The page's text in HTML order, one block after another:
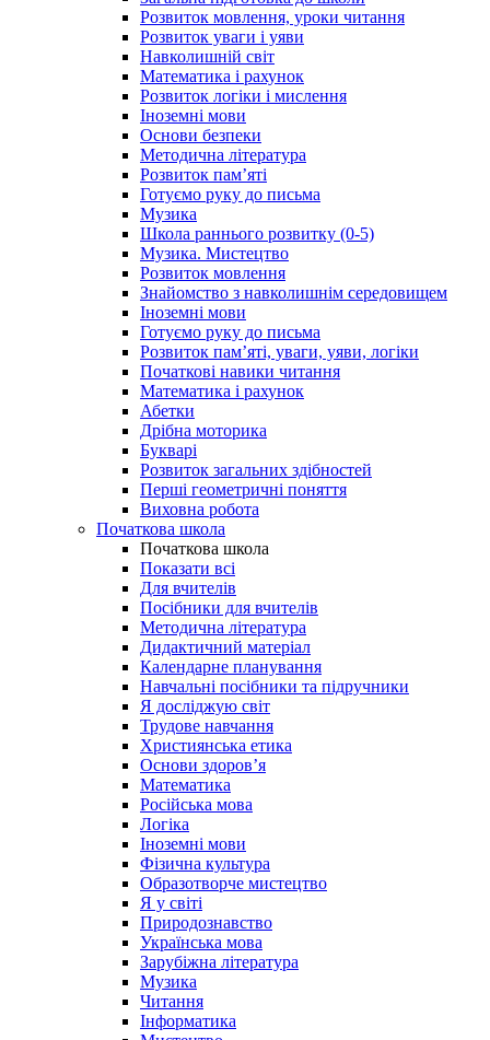
Розвиток мовлення, уроки читання
Розвиток уваги і уяви
Навколишній світ
Математика і рахунок
Розвиток логіки і мислення
Іноземні мови
Основи безпеки
Методична література
Розвиток пам’яті
Готуємо руку до письма
Музика
Школа раннього розвитку (0-5)
Музика. Мистецтво
Розвиток мовлення
Знайомство з навколишнім середовищем
Іноземні мови
Готуємо руку до письма
Розвиток пам’яті, уваги, уяви, логіки
Початкові навики читання
Математика і рахунок
Абетки
Дрібна моторика
Букварі
Розвиток загальних здібностей
Перші геометричні поняття
Виховна робота
Початкова школа
Початкова школа
Показати всі
Для вчителів
Посібники для вчителів
Методична література
Дидактичний матеріал
Календарне планування
Навчальні посібники та підручники
Я досліджую світ
Трудове навчання
Християнська етика
Основи здоров’я
Математика
Російська мова
Логіка
Іноземні мови
Фізична культура
Образотворче мистецтво
Я у світі
Природознавство
Українська мова
Зарубіжна література
Музика
Читання
Інформатика